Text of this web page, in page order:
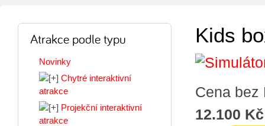
Kids
Cena
12.100 Kč
Atrakce podle typu
Novinky
Chytré interaktivní
atrakce
Projekční interaktivní
atrakce